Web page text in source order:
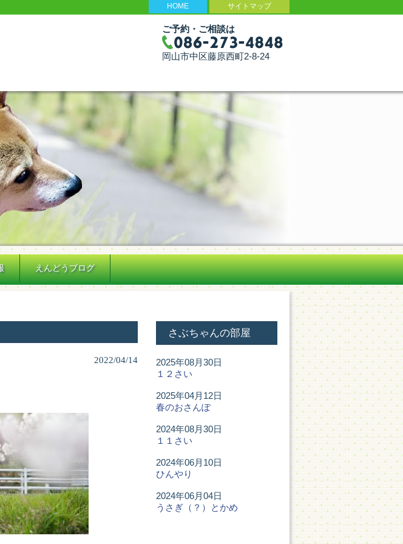
HOME サイトマップ
ご予約・ご相談は
岡山市中区藤原西町2-8-24
えんどうブログ
2022/04/14
さぶちゃんの部屋
2025年08月30日
１２さい
2025年04月12日
春のおさんぽ
2024年08月30日
１１さい
2024年06月10日
ひんやり
2024年06月04日
うさぎ（？）とかめ